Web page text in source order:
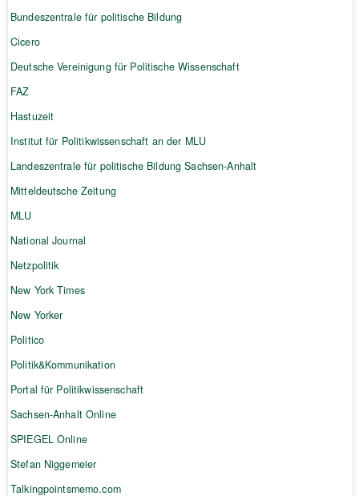
Bundeszentrale für politische Bildung
Cicero
Deutsche Vereinigung für Politische Wissenschaft
FAZ
Hastuzeit
Institut für Politikwissenschaft an der MLU
Landeszentrale für politische Bildung Sachsen-Anhalt
Mitteldeutsche Zeitung
MLU
National Journal
Netzpolitik
New York Times
New Yorker
Politico
Politik&Kommunikation
Portal für Politikwissenschaft
Sachsen-Anhalt Online
SPIEGEL Online
Stefan Niggemeier
Talkingpointsmemo.com